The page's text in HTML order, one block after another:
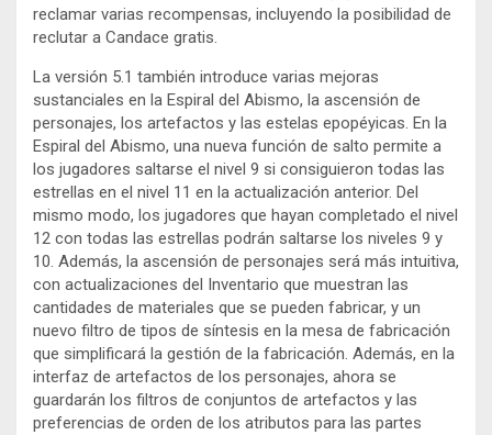
reclamar varias recompensas, incluyendo la posibilidad de
reclutar a Candace gratis.
La versión 5.1 también introduce varias mejoras
sustanciales en la Espiral del Abismo, la ascensión de
personajes, los artefactos y las estelas epopéyicas. En la
Espiral del Abismo, una nueva función de salto permite a
los jugadores saltarse el nivel 9 si consiguieron todas las
estrellas en el nivel 11 en la actualización anterior. Del
mismo modo, los jugadores que hayan completado el nivel
12 con todas las estrellas podrán saltarse los niveles 9 y
10. Además, la ascensión de personajes será más intuitiva,
con actualizaciones del Inventario que muestran las
cantidades de materiales que se pueden fabricar, y un
nuevo filtro de tipos de síntesis en la mesa de fabricación
que simplificará la gestión de la fabricación. Además, en la
interfaz de artefactos de los personajes, ahora se
guardarán los filtros de conjuntos de artefactos y las
preferencias de orden de los atributos para las partes